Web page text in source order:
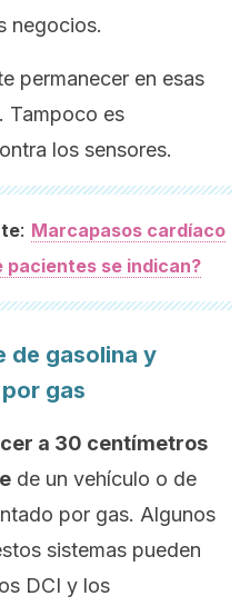
negocios.
permanecer en esas
Tampoco es
los sensores.
: Marcapasos cardíaco
se indican?
de gasolina y
gas
a 30 centímetros
de un vehículo o de
por gas. Algunos
sistemas pueden
DCI y los